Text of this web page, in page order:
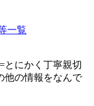
一覧
=とにかく丁寧親切
他の情報をなんで